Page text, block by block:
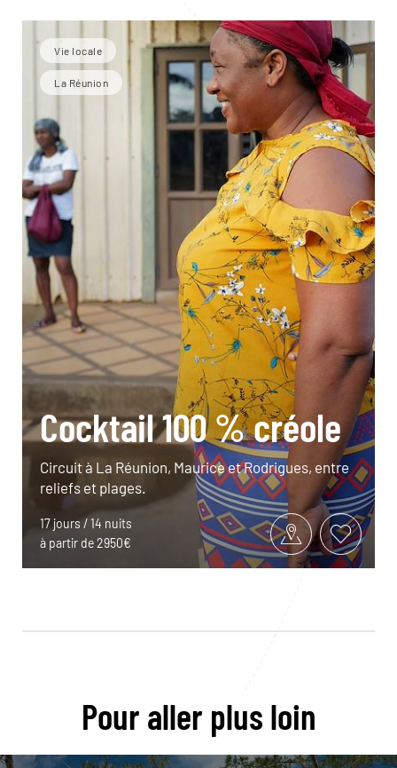
Vie locale
La Réunion
Cocktail 100 % créole
Circuit à La Réunion, Maurice et Rodrigues, entre
reliefs et plages.
17 jours / 14 nuits
à partir de 2950€
Pour aller plus loin